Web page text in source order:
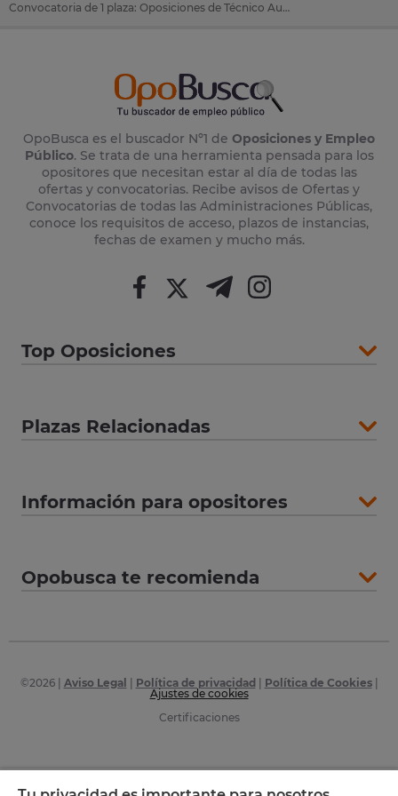
Convocatoria de 1 plaza: Oposiciones de Técnico Auxiliar de Informática en Salou (Tarragona)
OpoBusca es el buscador Nº1 de Oposiciones y Empleo
Público. Se trata de una herramienta pensada para los
opositores que necesitan estar al día de todas las
ofertas y convocatorias. Recibe avisos de Ofertas y
Convocatorias de todas las Administraciones Públicas,
conoce los requisitos de acceso, plazos de instancias,
fechas de examen y mucho más.
Top Oposiciones
Plazas Relacionadas
Información para opositores
Opobusca te recomienda
©2026| Aviso Legal Política de privacidad Política de Cookies|
Ajustes de cookies
Certificaciones